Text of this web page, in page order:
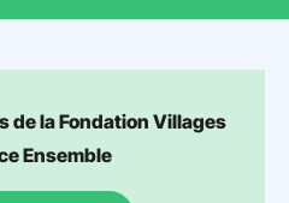
de la Fondation Villages
Ensemble